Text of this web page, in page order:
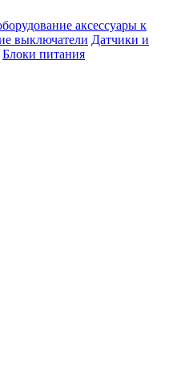
аксессуары к
выключатели Датчики и
Блоки питания